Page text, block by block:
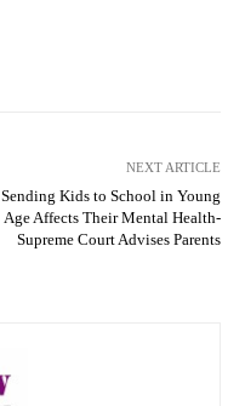
NEXT ARTICLE
Sending Kids to School in Young
Age Affects Their Mental Health-
Supreme Court Advises Parents